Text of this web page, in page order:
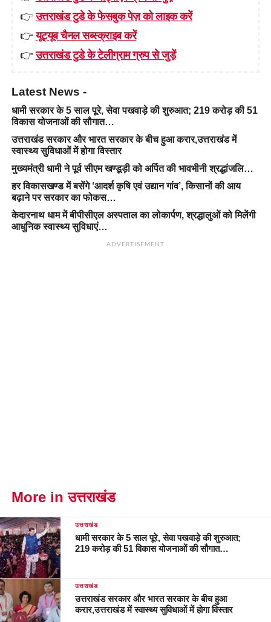
👉उत्तराखंड टुडे के फेसबुक पेज़ को लाइक करें
👉यूट्यूब चैनल सब्स्क्राइब करें
👉उत्तराखंड टुडे के टेलीग्राम ग्रुप से जुड़ें
Latest News -
धामी सरकार के 5 साल पूरे, सेवा पखवाड़े की शुरुआत; 219 करोड़ की 51
विकास योजनाओं की सौगात…
उत्तराखंड सरकार और भारत सरकार के बीच हुआ करार,उत्तराखंड में
स्वास्थ्य सुविधाओं में होगा विस्तार
मुख्यमंत्री धामी ने पूर्व सीएम खण्डूड़ी को अर्पित की भावभीनी श्रद्धांजलि…
हर विकासखण्ड में बसेंगे ‘आदर्श कृषि एवं उद्यान गांव’, किसानों की आय
बढ़ाने पर सरकार का फोकस…
केदारनाथ धाम में बीपीसीएल अस्पताल का लोकार्पण, श्रद्धालुओं को मिलेंगी
आधुनिक स्वास्थ्य सुविधाएं…
ADVERTISEMENT
More in उत्तराखंड
उत्तराखंड
धामी सरकार के 5 साल पूरे, सेवा पखवाड़े की शुरुआत;
219 करोड़ की 51 विकास योजनाओं की सौगात…
उत्तराखंड
उत्तराखंड सरकार और भारत सरकार के बीच हुआ
करार,उत्तराखंड में स्वास्थ्य सुविधाओं में होगा विस्तार